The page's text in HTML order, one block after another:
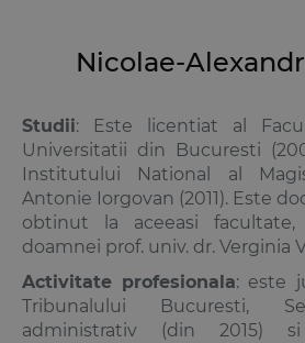
Nicolae-
Studii: Este licentiat al
Universitatii din Bucuresti
Institutului National al
Antonie Iorgovan (2011). Este
obtinut la aceeasi facultate,
doamnei prof. univ. dr. Verginia
Activitate profesionala: este
Tribunalului Bucuresti,
administrativ (din 2015)